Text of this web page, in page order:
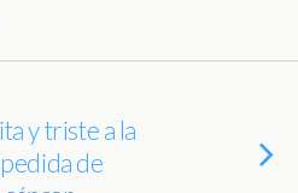
y triste a la
de